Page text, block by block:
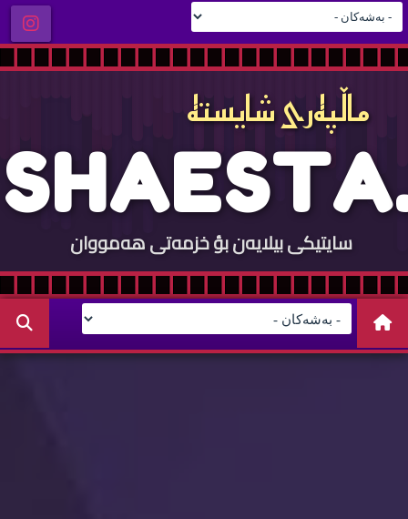
ماڵپه‌ری شایسته‌
SHAESTA.
COM
سایتيكی بيلایه‌ن بؤ خزمه‌تی هه‌مووان